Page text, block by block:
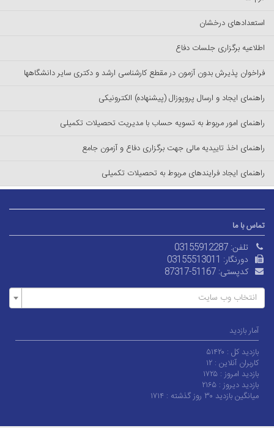
استعدادهای درخشان
اطلاعیه برگزاری جلسات دفاع
فراخوان پذیرش بدون آزمون در مقطع کارشناسی ارشد و دکتری سایر دانشگاهها
راهنمای ایجاد و ارسال پروپوزال (پیشنهاده) الکترونیکی
راهنمای امور مربوط به تسویه حساب با مدیریت تحصیلات تکمیلی
راهنمای اخذ تاییدیه مالی جهت برگزاری دفاع و آزمون جامع
راهنمای ایجاد فرایندهای مربوط به تحصیلات تکمیلی
تماس با ما
تلفن: 03155912287
دورنگار: 03155513011
کدپستی: 87317-51167
انتخاب وب سایت
آمار بازدید
بازدید کل : ۵۱۴۲۰
کاربران آنلاین : ۱۲
بازدید امروز : ۱۷۲۵
بازدید دیروز : ۲۱۶۵
میانگین بازدید ۳۰ روز گذشته :
۱۷۱۴